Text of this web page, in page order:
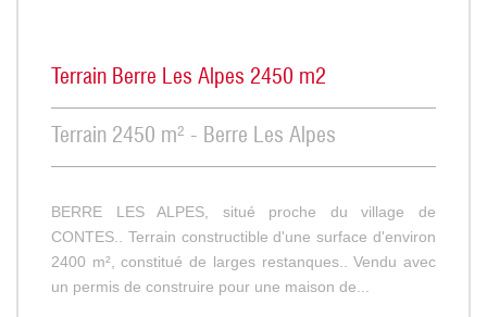
Terrain Berre Les Alpes 2450 m2
Terrain 2450 m² - Berre Les Alpes
BERRE LES ALPES, situé proche du village de
CONTES.. Terrain constructible d'une surface d'environ
2400 m², constitué de larges restanques.. Vendu avec
un permis de construire pour une maison de...